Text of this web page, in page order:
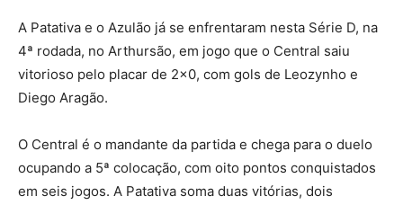
A Patativa e o Azulão já se enfrentaram nesta Série D, na
4ª rodada, no Arthursão, em jogo que o Central saiu
vitorioso pelo placar de 2×0, com gols de Leozynho e
Diego Aragão.
O Central é o mandante da partida e chega para o duelo
ocupando a 5ª colocação, com oito pontos conquistados
em seis jogos. A Patativa soma duas vitórias, dois